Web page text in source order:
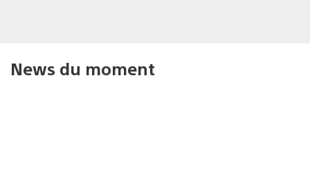
News du moment